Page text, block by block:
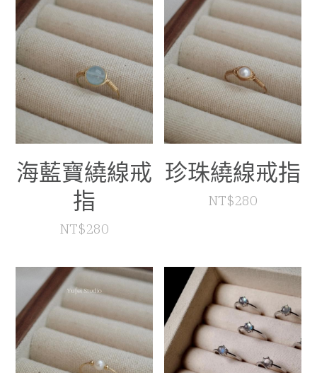
海藍寶繞線戒
指
NT$280
珍珠繞線戒指
NT$280